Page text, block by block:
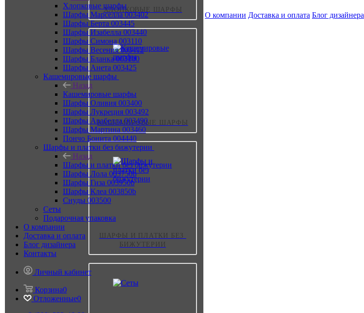
ХЛОПКОВЫЕ ШАРФЫ
КАШЕМИРОВЫЕ ШАРФЫ
ШАРФЫ И ПЛАТКИ БЕЗ
БИЖУТЕРИИ
О компании Доставка и оплата Блог дизайнера
Хлопковые шарфы
Шарфы Марселла 003402
Шарфы Берта 003445
Шарфы Изабелла 003440
Шарфы Симона 003110
Шарфы Весения 003412
Шарфы Бланка 003100
Шарфы Анета 003425
Кашемировые шарфы
Назад
Кашемировые шарфы
Шарфы Оливия 003400
Шарфы Лукреция 003492
Шарфы Арабелла 003490
Шарфы Мартина 003460
Пончо Бонита 004440
Шарфы и платки без бижутерии
Назад
Шарфы и платки без бижутерии
Шарфы Лола 003750b
Шарфы Гиза 003950b
Шарфы Клеа 003850b
Снуды 003500
Сеты
Подарочная упаковка
О компании
Доставка и оплата
Блог дизайнера
Контакты
Личный кабинет
Корзина0
Отложенные0